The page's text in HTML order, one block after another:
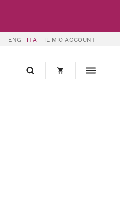
ENG ITA IL MIO ACCOUNT